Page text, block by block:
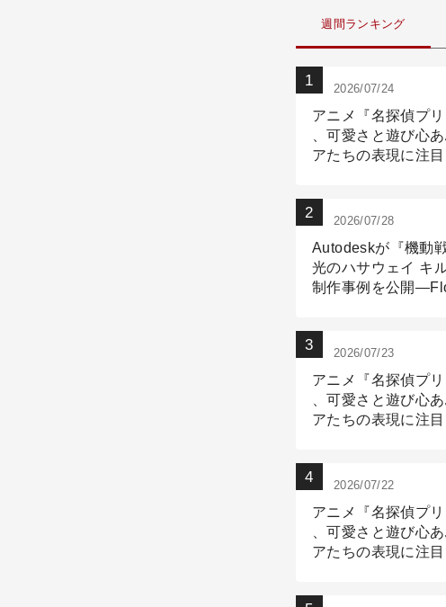
週間ランキング
2026/07/24
アニメ『名探偵プ
、可愛さと遊び心
アたちの表現に注
2026/07/28
Autodeskが『機動
光のハサウェイ キ
制作事例を公開
2026/07/23
アニメ『名探偵プ
、可愛さと遊び心
アたちの表現に注
2026/07/22
アニメ『名探偵プ
、可愛さと遊び心
アたちの表現に注